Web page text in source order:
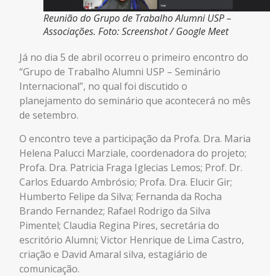
Reunião do Grupo de Trabalho Alumni USP –
Associações. Foto: Screenshot / Google Meet
Já no dia 5 de abril ocorreu o primeiro encontro do
“Grupo de Trabalho Alumni USP – Seminário
Internacional”, no qual foi discutido o
planejamento do seminário que acontecerá no mês
de setembro.
O encontro teve a participação da Profa. Dra. Maria
Helena Palucci Marziale, coordenadora do projeto;
Profa. Dra. Patricia Fraga Iglecias Lemos; Prof. Dr.
Carlos Eduardo Ambrósio; Profa. Dra. Elucir Gir;
Humberto Felipe da Silva; Fernanda da Rocha
Brando Fernandez; Rafael Rodrigo da Silva
Pimentel; Claudia Regina Pires, secretária do
escritório Alumni; Victor Henrique de Lima Castro,
criação e David Amaral silva, estagiário de
comunicação.